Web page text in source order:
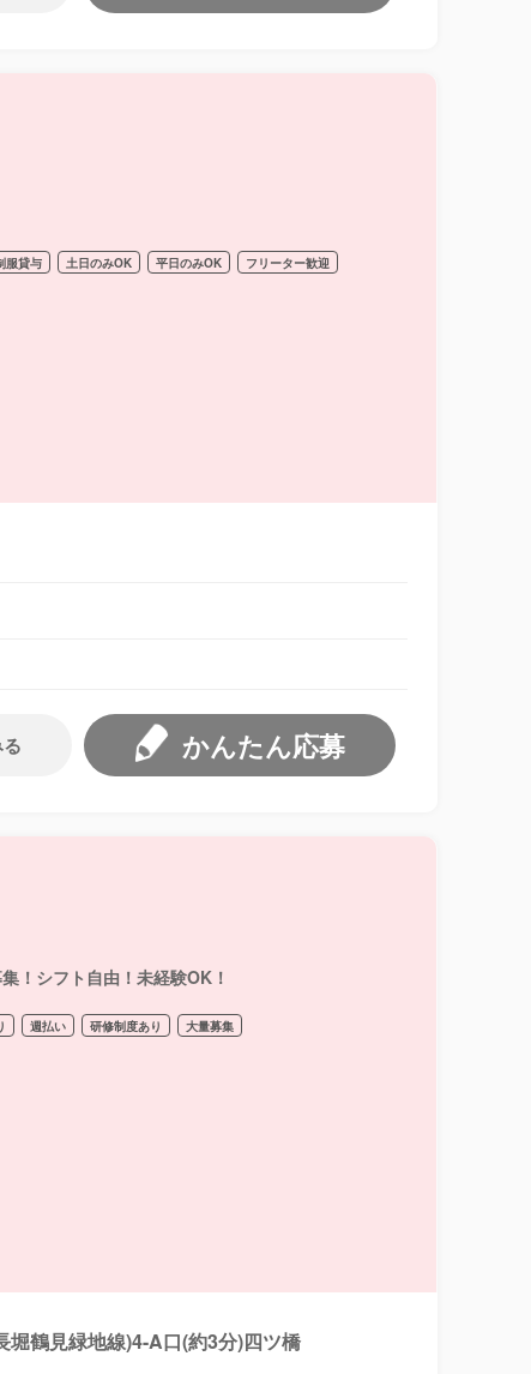
服貸与 土日のみOK 平日のみOK フリーター歓迎
かんたん応募
！シフト自由！未経験OK！
週払い 研修制度あり 大量募集
鶴見緑地線)4-A口(約3分)四ツ橋